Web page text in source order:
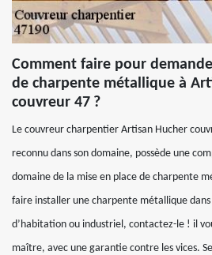
Comment faire pour
de charpente métallique à
couvreur 47 ?
Le couvreur charpentier Artisan Hucher
reconnu dans son domaine, possède une
domaine de la mise en place de charpente
faire installer une charpente métallique
d’habitation ou industriel, contactez-le ! il
maître, avec une garantie contre les vices.